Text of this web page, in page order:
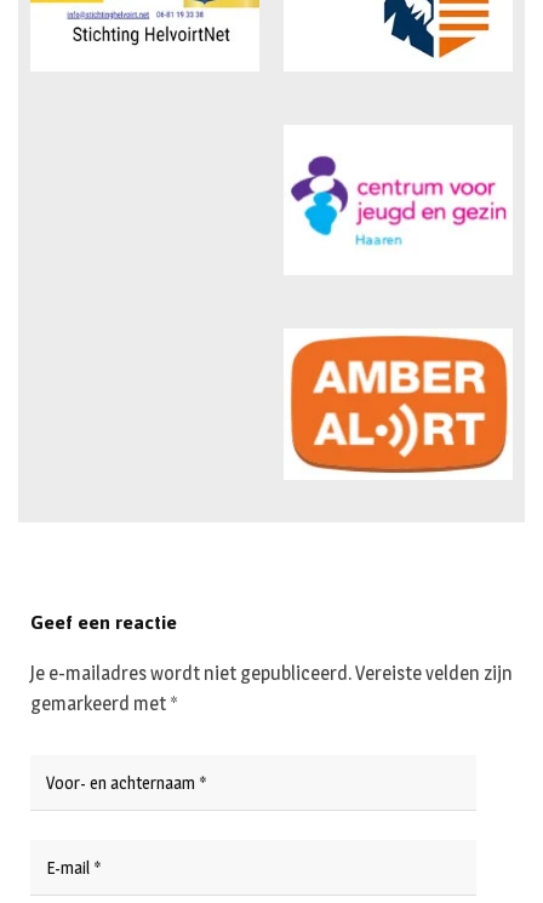
Geef een reactie
Je e-mailadres wordt niet gepubliceerd.Vereiste velden zijn
gemarkeerd met *